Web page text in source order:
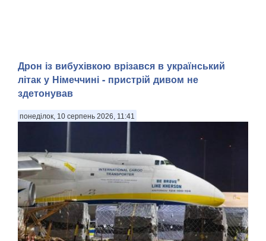
Дрон із вибухівкою врізався в український
літак у Німеччині - пристрій дивом не
здетонував
понеділок, 10 серпень 2026, 11:41